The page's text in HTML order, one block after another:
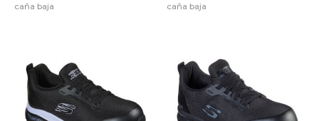
caña baja caña baja